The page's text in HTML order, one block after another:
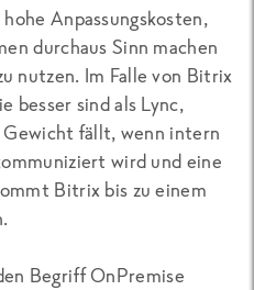
Anpassungskosten,
durchaus Sinn machen
nutzen. Im Falle von Bitrix
besser sind als Lync,
Gewicht fällt, wenn intern
wird und eine
Bitrix bis zu einem
Begriff OnPremise